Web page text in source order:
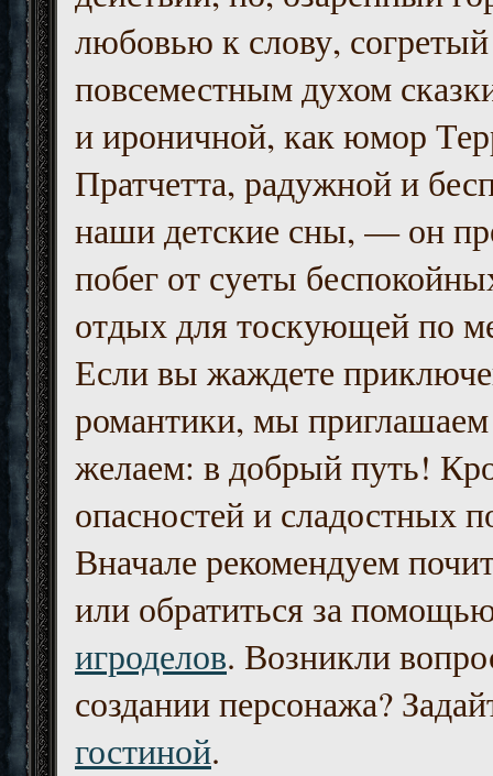
любовью к слову, согретый
повсеместным духом
и ироничной, как юмор
Пратчетта, радужной и
наши детские сны, — он
побег от суеты
отдых для тоскующей по
Если вы жаждете
романтики, мы приглашаем
желаем: в добрый путь!
опасностей и сладостных
Вначале рекомендуем
или обратиться за
игроделов. Возникли
создании персонажа?
гостиной.